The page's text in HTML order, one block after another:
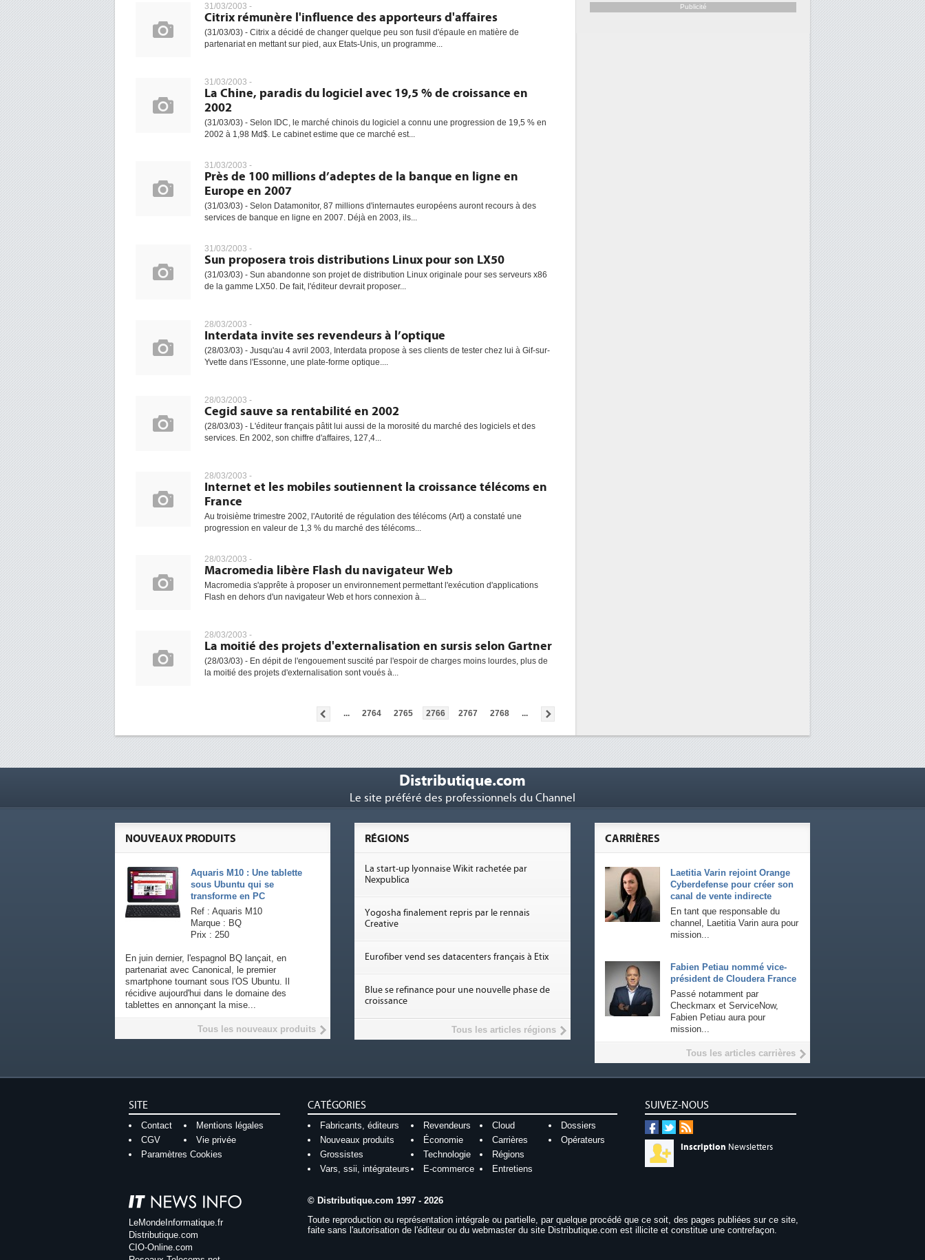
31/03/2003 -
Citrix rémunère l'influence des apporteurs d'affaires
(31/03/03) - Citrix a décidé de changer quelque peu son fusil d'épaule en matière de
partenariat en mettant sur pied, aux Etats-Unis, un programme...
31/03/2003 -
La Chine, paradis du logiciel avec 19,5 % de croissance en
2002
(31/03/03) - Selon IDC, le marché chinois du logiciel a connu une progression de 19,5 % en
2002 à 1,98 Md$. Le cabinet estime que ce marché est...
31/03/2003 -
Près de 100 millions d’adeptes de la banque en ligne en
Europe en 2007
(31/03/03) - Selon Datamonitor, 87 millions d'internautes européens auront recours à des
services de banque en ligne en 2007. Déjà en 2003, ils...
31/03/2003 -
Sun proposera trois distributions Linux pour son LX50
(31/03/03) - Sun abandonne son projet de distribution Linux originale pour ses serveurs x86
de la gamme LX50. De fait, l'éditeur devrait proposer...
28/03/2003 -
Interdata invite ses revendeurs à l’optique
(28/03/03) - Jusqu'au 4 avril 2003, Interdata propose à ses clients de tester chez lui à Gif-sur-
Yvette dans l'Essonne, une plate-forme optique....
28/03/2003 -
Cegid sauve sa rentabilité en 2002
(28/03/03) - L'éditeur français pâtit lui aussi de la morosité du marché des logiciels et des
services. En 2002, son chiffre d'affaires, 127,4...
28/03/2003 -
Internet et les mobiles soutiennent la croissance télécoms en
France
Au troisième trimestre 2002, l'Autorité de régulation des télécoms (Art) a constaté une
progression en valeur de 1,3 % du marché des télécoms...
28/03/2003 -
Macromedia libère Flash du navigateur Web
Macromedia s'apprête à proposer un environnement permettant l'exécution d'applications
Flash en dehors d'un navigateur Web et hors connexion à...
28/03/2003 -
La moitié des projets d'externalisation en sursis selon Gartner
(28/03/03) - En dépit de l'engouement suscité par l'espoir de charges moins lourdes, plus de
la moitié des projets d'externalisation sont voués à...
... 2764 2765 2766 2767 2768 ...
Publicité
Distributique.com
Le site préféré des professionnels du Channel
CARRIÈRES
Laetitia Varin rejoint Orange
Cyberdefense pour créer son
canal de vente indirecte
En tant que responsable du
channel, Laetitia Varin aura pour
mission...
Fabien Petiau nommé vice-
président de Cloudera France
Passé notamment par
Checkmarx et ServiceNow,
Fabien Petiau aura pour
mission...
Tous les articles carrières
NOUVEAUX PRODUITS
Aquaris M10 : Une tablette
sous Ubuntu qui se
transforme en PC
Ref : Aquaris M10
Marque : BQ
Prix : 250
En juin dernier, l'espagnol BQ lançait, en
partenariat avec Canonical, le premier
smartphone tournant sous l'OS Ubuntu. Il
récidive aujourd'hui dans le domaine des
tablettes en annonçant la mise...
Tous les nouveaux produits
RÉGIONS
La start-up lyonnaise Wikit rachetée par
Nexpublica
Yogosha finalement repris par le rennais
Creative
Eurofiber vend ses datacenters français à Etix
Blue se refinance pour une nouvelle phase de
croissance
Tous les articles régions
SUIVEZ-NOUS
Inscription Newsletters
SITE
Contact
Mentions légales
CGV
Vie privée
Paramètres Cookies
CATÉGORIES
Fabricants, éditeurs Revendeurs Cloud
Dossiers
Nouveaux produits
Économie Carrières
Opérateurs
Grossistes
Technologie
Régions
Vars, ssii, intégrateurs
E-commerce Entretiens
LeMondeInformatique.fr
Distributique.com
CIO-Online.com
© Distributique.com 1997 - 2026
Toute reproduction ou représentation intégrale ou partielle, par quelque procédé que ce soit, des pages publiées sur ce site,
faite sans l'autorisation de l'éditeur ou du webmaster du site Distributique.com est illicite et constitue une contrefaçon.